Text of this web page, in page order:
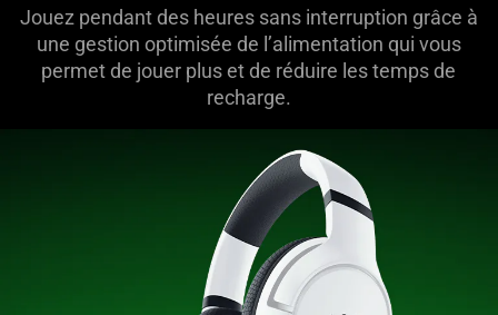
Jouez pendant des heures sans interruption grâce à
une gestion optimisée de l’alimentation qui vous
permet de jouer plus et de réduire les temps de
recharge.